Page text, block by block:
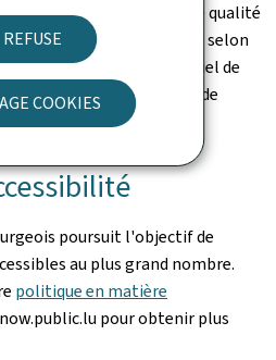
REFUSE
COOKIES
pour garantir un niveau de qualité
Ce portail est développé selon
Renow (Référentiel de
du Grand-Duché de
poursuit l'objectif de
au plus grand nombre.
politique en matière
pour obtenir plus